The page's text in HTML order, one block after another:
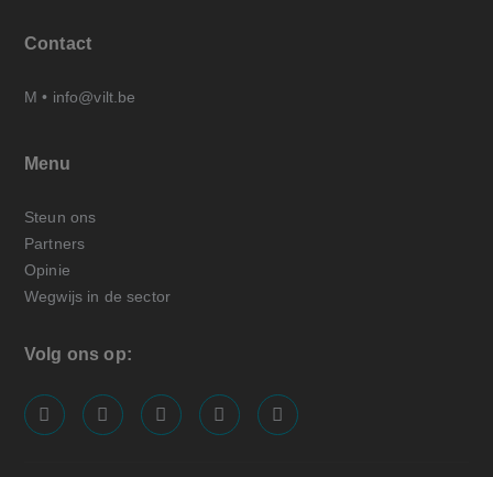
Contact
M • info@vilt.be
Menu
Steun ons
Partners
Opinie
Wegwijs in de sector
Volg ons op:
screenreader.visit us on our facebook page: https://
screenreader.visit us on our linkedin page:
screenreader.visit us on our
screenreader.visit us on our x
screenreader.visit us on